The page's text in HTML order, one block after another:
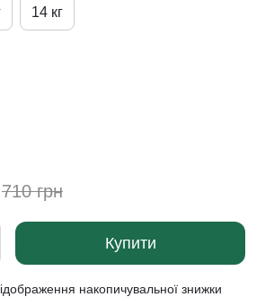
14 кг
710 грн
Купити
накопичувальної знижки